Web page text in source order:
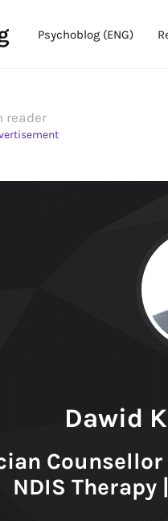
Psychoblog (ENG)
Dawid
NDIS Therapy